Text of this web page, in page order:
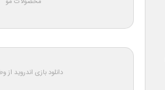
دانلود بازی اندروید از